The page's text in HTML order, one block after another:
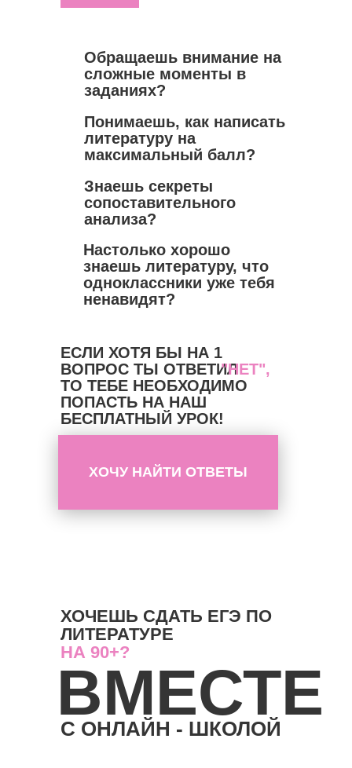
ЕСЛИ ХОТЯ БЫ НА 1
ВОПРОС ТЫ ОТВЕТИЛ
ТО ТЕБЕ НЕОБХОДИМО
ПОПАСТЬ НА НАШ
БЕСПЛАТНЫЙ УРОК!
ХОЧЕШЬ СДАТЬ ЕГЭ ПО
ЛИТЕРАТУРЕ
ХОЧУ НАЙТИ ОТВЕТЫ
Обращаешь внимание на
сложные моменты в
заданиях?
Понимаешь, как написать
литературу на
максимальный балл?
Знаешь секреты
сопоставительного
анализа?
НА 90+?
ВМЕСТЕ
С ОНЛАЙН - ШКОЛОЙ
"НЕТ",
Настолько хорошо
знаешь литературу, что
одноклассники уже тебя
ненавидят?